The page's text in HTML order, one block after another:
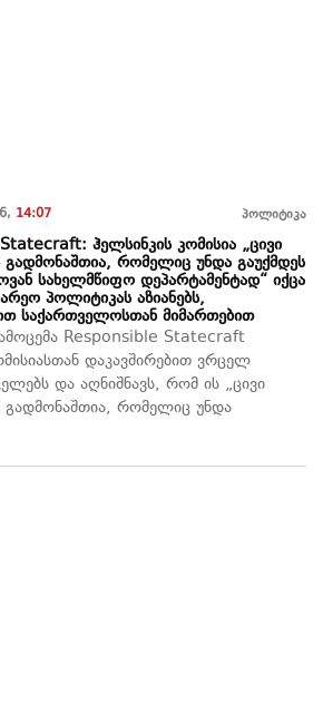
14:07 პოლიტიკა
ჰელსინკის კომისია „ცივი
გადმონაშთია, რომელიც უნდა გაუქმდეს
სახელმწიფო დეპარტამენტად“ იქცა
პოლიტიკას აზიანებს,
საქართველოსთან მიმართებით
Responsible Statecraft
დაკავშირებით ვრცელ
და აღნიშნავს, რომ ის „ცივი
გადმონაშთია, რომელიც უნდა